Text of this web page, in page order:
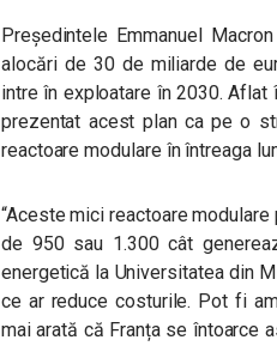
Președintele Emmanuel
alocări de 30 de miliarde de
intre în exploatare în 2030.
prezentat acest plan ca pe o
reactoare modulare în întreaga
“Aceste mici reactoare
de 950 sau 1.300 cât
energetică la Universitatea din
ce ar reduce costurile. Pot fi
mai arată că Franța se întoarce